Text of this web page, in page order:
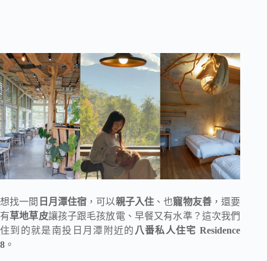
想找一間 日月潭住宿 ，可以親子入住 、也寵物友善，還要
有草地草皮讓孩子跟毛孩放電、早餐又有水準？這次我們
住到的就是南投日月潭附近的 八番私人住宅 Residence
8 。